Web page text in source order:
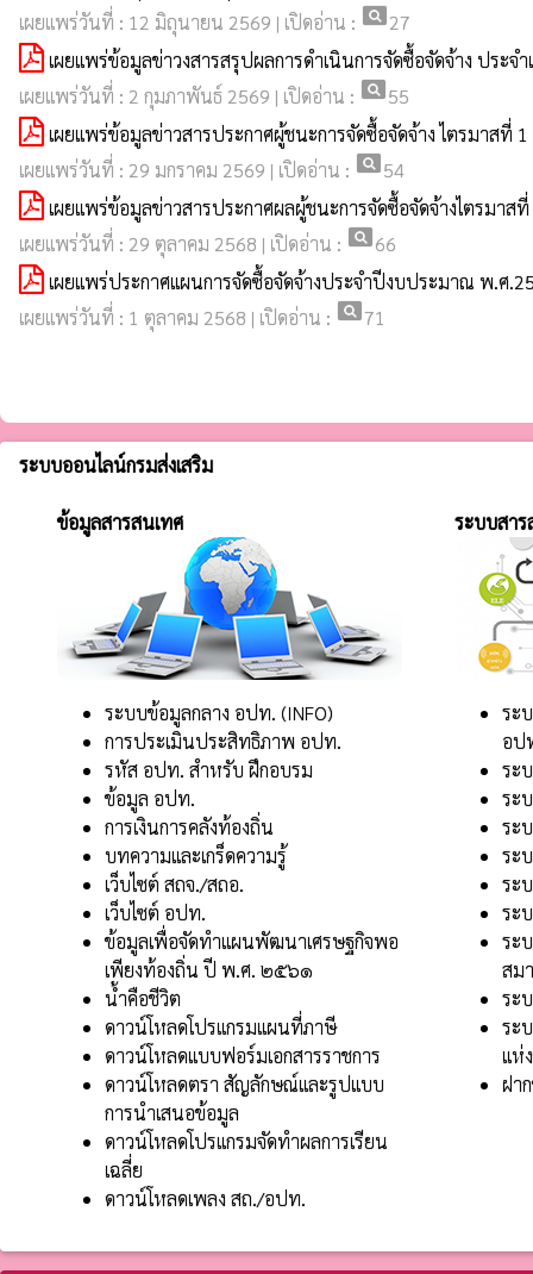
เผยแพร่วันที่ : 12 มิถุนายน 2569 | เปิดอ่าน : pageview27
เผยแพร่ข้อมูลข่าวงสารสรุปผลการดำเนินการจัดซื้อจัดจ้าง ประจ
เผยแพร่วันที่ : 2 กุมภาพันธ์ 2569 | เปิดอ่าน : pageview55
เผยแพร่ข้อมูลข่าวสารประกาศผู้ชนะการจัดซื้อจัดจ้าง ไตรมาสที่
เผยแพร่วันที่ : 29 มกราคม 2569 | เปิดอ่าน : pageview54
เผยแพร่ข้อมูลข่าวสารประกาศผลผู้ชนะการจัดซื้อจัดจ้างไตรมาส
เผยแพร่วันที่ : 29 ตุลาคม 2568 | เปิดอ่าน : pageview66
เผยแพร่ประกาศแผนการจัดซื้อจัดจ้างประจำปีงบประมาณ พ.ศ
เผยแพร่วันที่ : 1 ตุลาคม 2568 | เปิดอ่าน : pageview71
ระบบออนไลน์กรมส่งเสริม
ข้อมูลสารสนเทศ
ระบบข้อมูลกลาง อปท. (INFO)
การประเมินประสิทธิภาพ อปท.
รหัส อปท. สำหรับ ฝึกอบรม
ข้อมูล อปท.
การเงินการคลังท้องถิ่น
บทความและเกร็ดความรู้
เว็บไซต์ สถจ./สถอ.
เว็บไซต์ อปท.
ข้อมูลเพื่อจัดทำแผนพัฒนาเศรษฐกิจพอ
เพียงท้องถิ่น ปี พ.ศ. ๒๕๖๑
น้ำคือชีวิต
ดาวน์โหลดโปรแกรมแผนที่ภาษี
ดาวน์โหลดแบบฟอร์มเอกสารราชการ
ดาวน์โหลดตรา สัญลักษณ์และรูปแบบ
การนำเสนอข้อมูล
ดาวน์โหลดโปรแกรมจัดทำผลการเรียน
เฉลี่ย
ดาวน์โหลดเพลง สถ./อปท.
ระบบสาร
ระ
อป
ระ
ระ
ระ
ระ
ระ
ระ
ระ
สม
ระ
ระ
แห่
ฝา